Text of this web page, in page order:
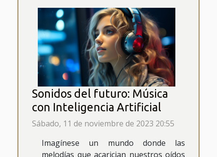
Sonidos del futuro: Música
con Inteligencia Artificial
Sábado, 11 de noviembre de 2023 20:55
Imagínese un mundo donde las
melodías que acarician nuestros oídos